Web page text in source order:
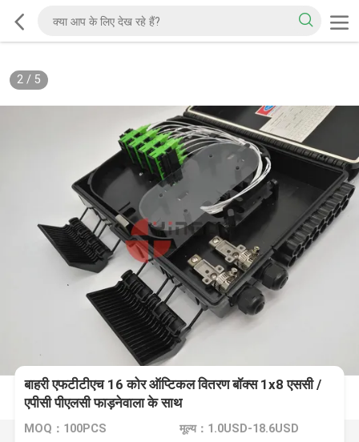
2/ 5
बाहरी एफटीटीएच 16 कोर ऑप्टिकल वितरण बॉक्स 1x8 एससी /
एपीसी पीएलसी फाड़नेवाला के साथ
MOQ：100PCS मूल्य：1.0USD-18.6USD